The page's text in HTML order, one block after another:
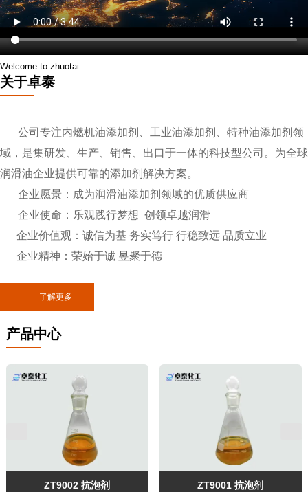
Welcome to zhuotai
关于卓泰
公司专注内燃机油添加剂、工业油添加剂、特种油添加剂领
域，是集研发、生产、销售、出口于一体的科技型公司。为全球
润滑油企业提供可靠的添加剂解决方案。
企业愿景：成为润滑油添加剂领域的优质供应商
企业使命：乐观践行梦想 创领卓越润滑
企业价值观：诚信为基 务实笃行 行稳致远 品质立业
企业精神：荣始于诚 昱聚于德
了解更多
产品中心
ZT9002 抗泡剂 ZT9001 抗泡剂